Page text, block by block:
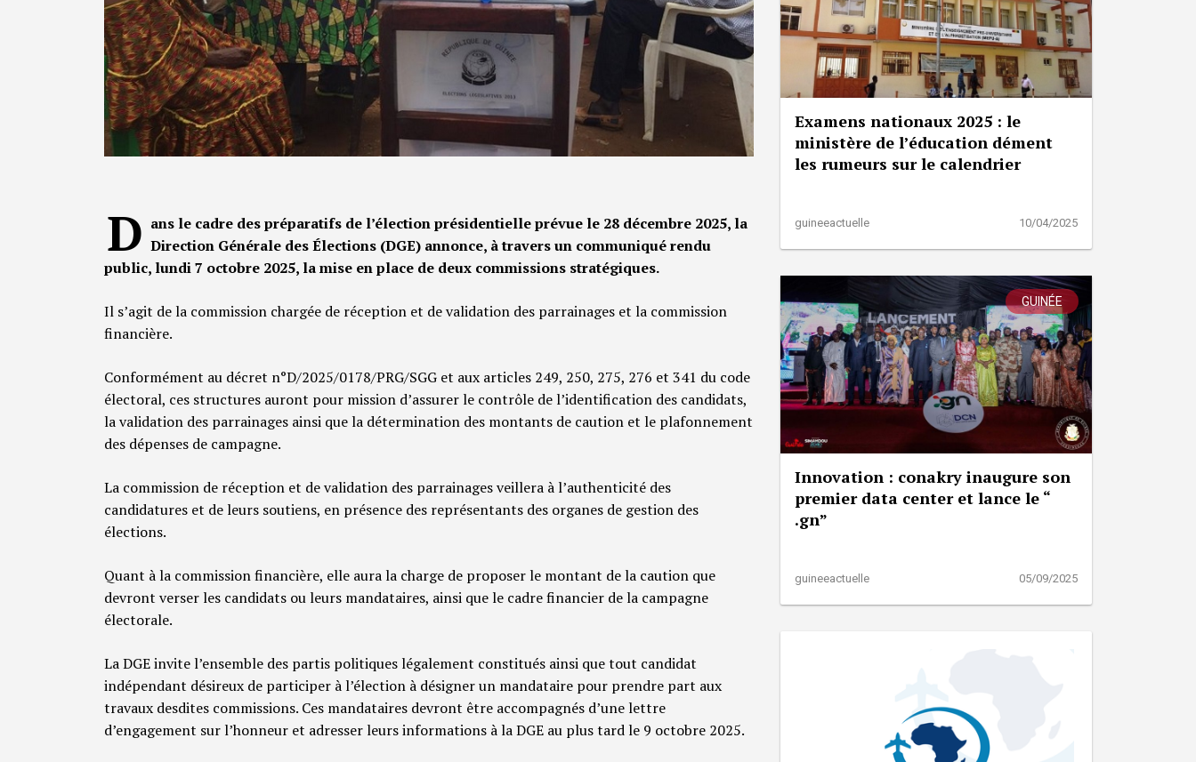
D ans le cadre des préparatifs de l’élection présidentielle prévue le 28 décembre 2025, la
Direction Générale des Élections (DGE) annonce, à travers un communiqué rendu
public, lundi 7 octobre 2025, la mise en place de deux commissions stratégiques.
Il s’agit de la commission chargée de réception et de validation des parrainages et la commission
financière.
Conformément au décret n°D/2025/0178/PRG/SGG et aux articles 249, 250, 275, 276 et 341 du code
électoral, ces structures auront pour mission d’assurer le contrôle de l’identification des candidats,
la validation des parrainages ainsi que la détermination des montants de caution et le plafonnement
des dépenses de campagne.
La commission de réception et de validation des parrainages veillera à l’authenticité des
candidatures et de leurs soutiens, en présence des représentants des organes de gestion des
élections.
Quant à la commission financière, elle aura la charge de proposer le montant de la caution que
devront verser les candidats ou leurs mandataires, ainsi que le cadre financier de la campagne
électorale.
La DGE invite l’ensemble des partis politiques légalement constitués ainsi que tout candidat
indépendant désireux de participer à l’élection à désigner un mandataire pour prendre part aux
travaux desdites commissions. Ces mandataires devront être accompagnés d’une lettre
d’engagement sur l’honneur et adresser leurs informations à la DGE au plus tard le 9 octobre 2025.
Examens nationaux 2025 : le
ministère de l’éducation dément
les rumeurs sur le calendrier
guineeactuelle 10/04/2025
GUINÉE
Innovation : conakry inaugure son
premier data center et lance le “
.gn”
guineeactuelle 05/09/2025